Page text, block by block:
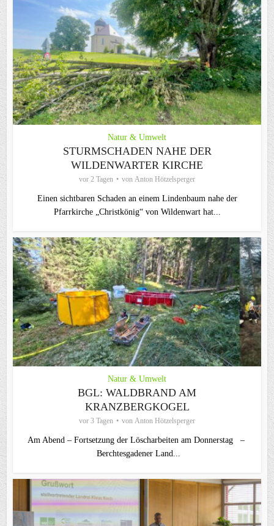
Natur & Umwelt
STURMSCHADEN NAHE DER
WILDENWARTER KIRCHE
vor 2 Tagen von Anton Hötzelsperger
Einen sichtbaren Schaden an einem Lindenbaum nahe der
Pfarrkirche „Christkönig“ von Wildenwart hat...
Natur & Umwelt
BGL: WALDBRAND AM
KRANZBERGKOGEL
vor 3 Tagen von Anton Hötzelsperger
Am Abend – Fortsetzung der Löscharbeiten am Donnerstag –
Berchtesgadener Land...